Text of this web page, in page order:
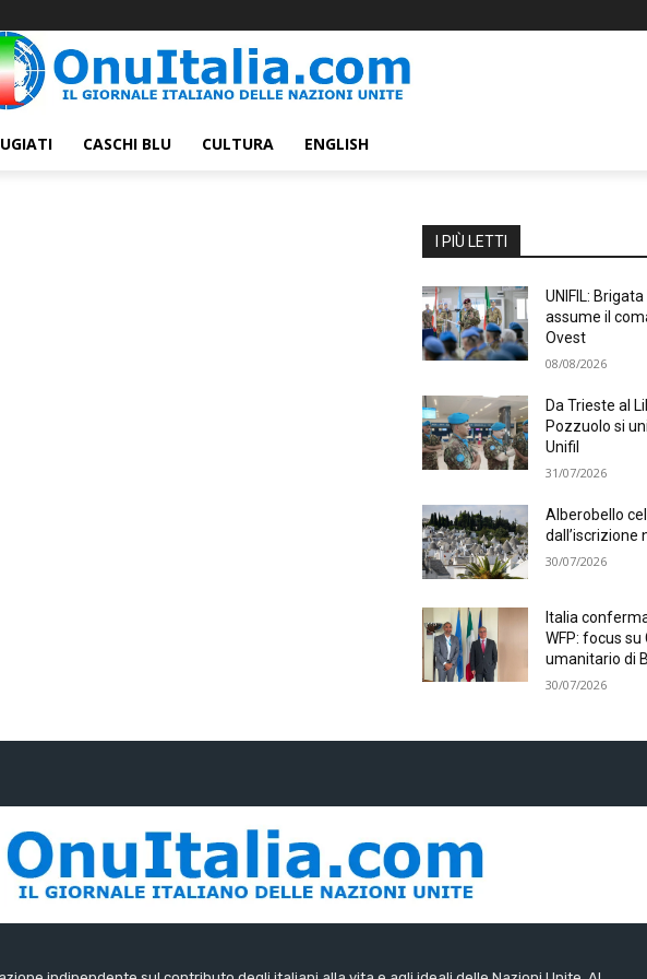
CASCHI BLU CULTURA ENGLISH
I PIÙ LETTI
UNIFIL:
assume il
Ovest
08/08/2026
Da Trieste al
Pozzuolo si
Unifil
31/07/2026
Alberobello
dall’iscrizione
30/07/2026
Italia
WFP: focus su
umanitario di
30/07/2026